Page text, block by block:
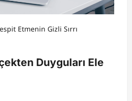
Etmenin Gizli Sırrı
Duyguları Ele